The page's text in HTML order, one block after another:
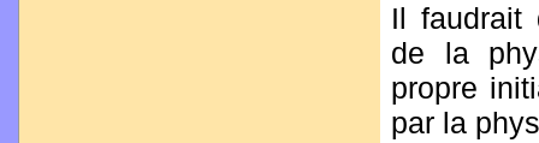
Il faudrait
de la
propre
par la